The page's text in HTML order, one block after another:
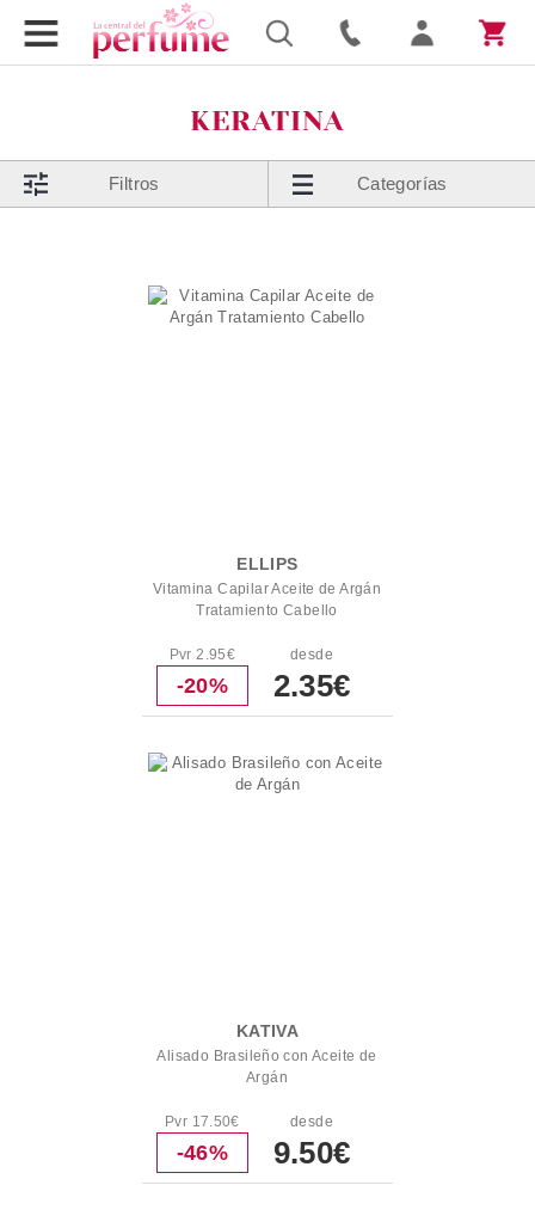
KERATINA
Filtros Categorías
ELLIPS
Vitamina Capilar Aceite de Argán
Tratamiento Cabello
Pvr 2.95€
-20%
desde
2.35€
KATIVA
Alisado Brasileño con Aceite de
Argán
Pvr 17.50€
-46%
desde
9.50€